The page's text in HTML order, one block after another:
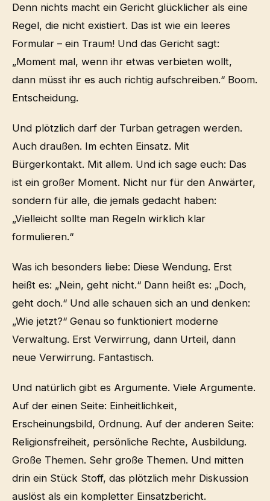
Denn nichts macht ein Gericht glücklicher als eine
Regel, die nicht existiert. Das ist wie ein leeres
Formular – ein Traum! Und das Gericht sagt:
„Moment mal, wenn ihr etwas verbieten wollt,
dann müsst ihr es auch richtig aufschreiben.“ Boom.
Entscheidung.
Und plötzlich darf der Turban getragen werden.
Auch draußen. Im echten Einsatz. Mit
Bürgerkontakt. Mit allem. Und ich sage euch: Das
ist ein großer Moment. Nicht nur für den Anwärter,
sondern für alle, die jemals gedacht haben:
„Vielleicht sollte man Regeln wirklich klar
formulieren.“
Was ich besonders liebe: Diese Wendung. Erst
heißt es: „Nein, geht nicht.“ Dann heißt es: „Doch,
geht doch.“ Und alle schauen sich an und denken:
„Wie jetzt?“ Genau so funktioniert moderne
Verwaltung. Erst Verwirrung, dann Urteil, dann
neue Verwirrung. Fantastisch.
Und natürlich gibt es Argumente. Viele Argumente.
Auf der einen Seite: Einheitlichkeit,
Erscheinungsbild, Ordnung. Auf der anderen Seite:
Religionsfreiheit, persönliche Rechte, Ausbildung.
Große Themen. Sehr große Themen. Und mitten
drin ein Stück Stoff, das plötzlich mehr Diskussion
auslöst als ein kompletter Einsatzbericht.